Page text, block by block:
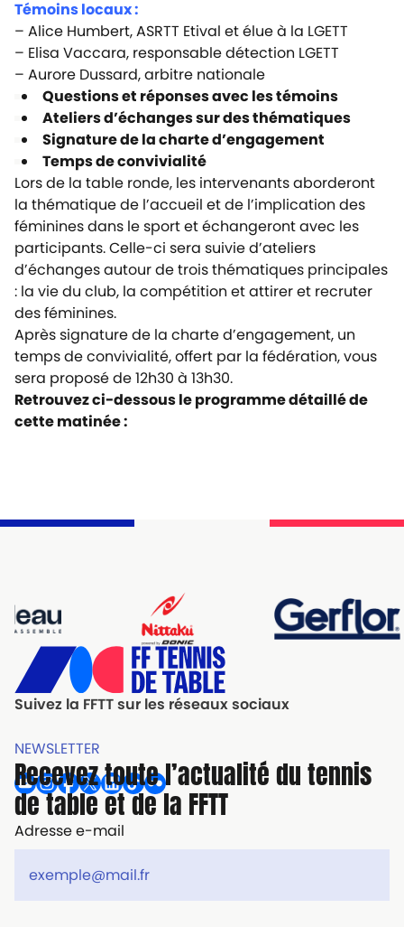
Témoins locaux :
– Alice Humbert, ASRTT Etival et élue à la LGETT
– Elisa Vaccara, responsable détection LGETT
– Aurore Dussard, arbitre nationale
Questions et réponses avec les témoins
Ateliers d’échanges sur des thématiques
Signature de la charte d’engagement
Temps de convivialité
Lors de la table ronde, les intervenants aborderont
la thématique de l’accueil et de l’implication des
féminines dans le sport et échangeront avec les
participants. Celle-ci sera suivie d’ateliers
d’échanges autour de trois thématiques principales
: la vie du club, la compétition et attirer et recruter
des féminines.
Après signature de la charte d’engagement, un
temps de convivialité, offert par la fédération, vous
sera proposé de 12h30 à 13h30.
Retrouvez ci-dessous le programme détaillé de
cette matinée :
Suivez la FFTT sur les réseaux sociaux
NEWSLETTER
Recevez toute l’actualité du tennis
de table et de la FFTT
Adresse e-mail